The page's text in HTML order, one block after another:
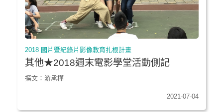
2018 國片暨紀錄片影像教育扎根計畫
其他★2018週末電影學堂活動側記
撰文：游承樺
2021-07-04